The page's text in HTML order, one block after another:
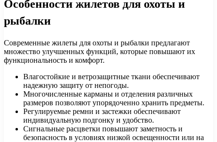
Особенности жилетов для охоты и
рыбалки
Современные жилеты для охоты и рыбалки предлагают
множество улучшенных функций, которые повышают их
функциональность и комфорт.
Влагостойкие и ветрозащитные ткани обеспечивают
надежную защиту от непогоды.
Многочисленные карманы и отделения различных
размеров позволяют упорядоченно хранить предметы.
Регулируемые ремни и застежки обеспечивают
индивидуальную подгонку и удобство.
Сигнальные расцветки повышают заметность и
безопасность в условиях низкой освещенности или на